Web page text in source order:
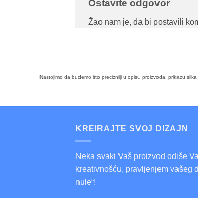
Ostavite odgovor
Žao nam je, da bi postavili
Nastojimo da budemo što precizniji u opisu proizvoda, prikazu
KREIRAJTE SVOJ DIZAJN
Neka svaki Vaš proizvod odiše
kreativnošću, pravljenjem vašeg
nule“!